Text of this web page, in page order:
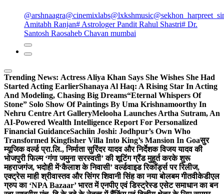
@arshnaagra@cinemixlabs@lxkshmusic
Amitabh Ranjan# Astrologer Pandit Rahul Shastri# Dr.
Santosh Raosaheb Chavan mumbai
Trending News: Actress Aliya Khan Says She Wishes She Had
Started Acting EarlierShanaya Al Haq: A Rising Star In Acting
And Modeling, Chasing Big Dreams“Eternal Whispers Of
Stone” Solo Show Of Paintings By Uma Krishnamoorthy In
Nehru Centre Art GalleryMelooha Launches Artha Sutram, An
AI-Powered Wealth Intelligence Report For Personalized
Financial GuidanceSachiin Joshi: Jodhpur’s Own Who
Transformed Kingfisher Villa Into King’s Mansion In Goaसुर
म्यूजिक वर्ल्ड प्रा.लि., निर्माता सुरिंदर यादव और निर्देशक विजय यादव की
भोजपुरी फिल्म ‘गंगा जमुना सरस्वती’ की शूटिंग ग्रैंड मुहूर्त करके शुरू
महराजगंज, भदोही में‘कैलाश के निवासी’ वर्ल्डवाइड रिकॉर्ड्स पर रिलीज,
एक्ट्रेस माही श्रीवास्तव और सिंगर शिवानी सिंह का नया बोलबम गीतवीकेडीएल
ग्रुप का ‘NPA Bazaar’ भारत में एनपीए एवं डिस्ट्रेस्ड एसेट समाधान का बन